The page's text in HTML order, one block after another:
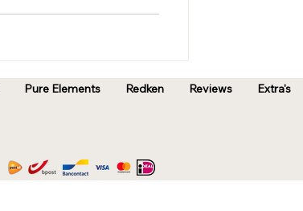
Pure Elements Redken Reviews Extra's